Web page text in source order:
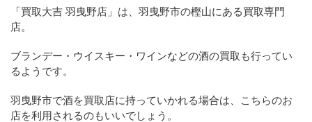
「買取大吉 羽曳野店」は、羽曳野市の樫山にある買取専門
店。
ブランデー・ウイスキー・ワインなどの酒の買取も行ってい
るようです。
羽曳野市で酒を買取店に持っていかれる場合は、こちらのお
店を利用されるのもいいでしょう。